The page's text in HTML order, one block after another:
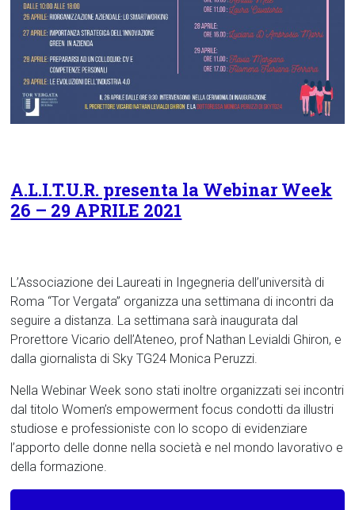
A.L.I.T.U.R. presenta la Webinar Week
26 – 29 APRILE 2021
L’Associazione dei Laureati in Ingegneria dell’università di
Roma “Tor Vergata” organizza una settimana di incontri da
seguire a distanza. La settimana sarà inaugurata dal
Prorettore Vicario dell’Ateneo, prof Nathan Levialdi Ghiron, e
dalla giornalista di Sky TG24 Monica Peruzzi.
Nella Webinar Week sono stati inoltre organizzati sei incontri
dal titolo Women’s empowerment focus condotti da illustri
studiose e professioniste con lo scopo di evidenziare
l’apporto delle donne nella società e nel mondo lavorativo e
della formazione.